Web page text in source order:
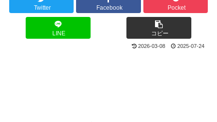
Twitter Facebook Pocket
LINE コピー
2026-03-08 2025-07-24